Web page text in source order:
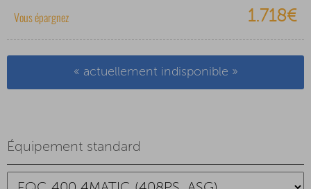
Vous épargnez 1.718€
« actuellement indisponible »
Équipement standard